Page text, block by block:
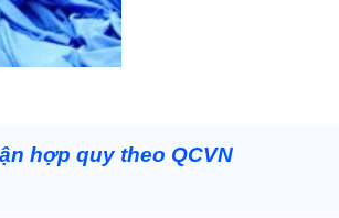
hợp quy theo QCVN